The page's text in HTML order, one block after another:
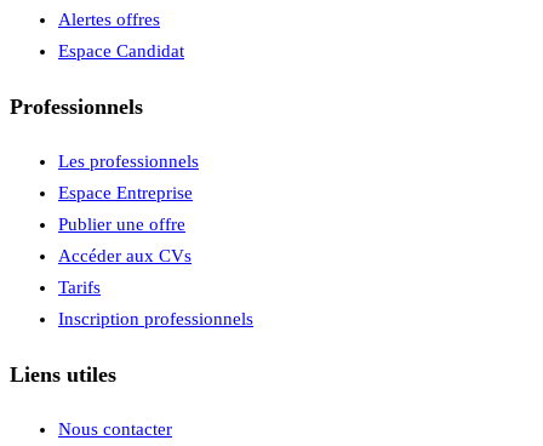
Alertes offres
Espace Candidat
Professionnels
Les professionnels
Espace Entreprise
Publier une offre
Accéder aux CVs
Tarifs
Inscription professionnels
Liens utiles
Nous contacter